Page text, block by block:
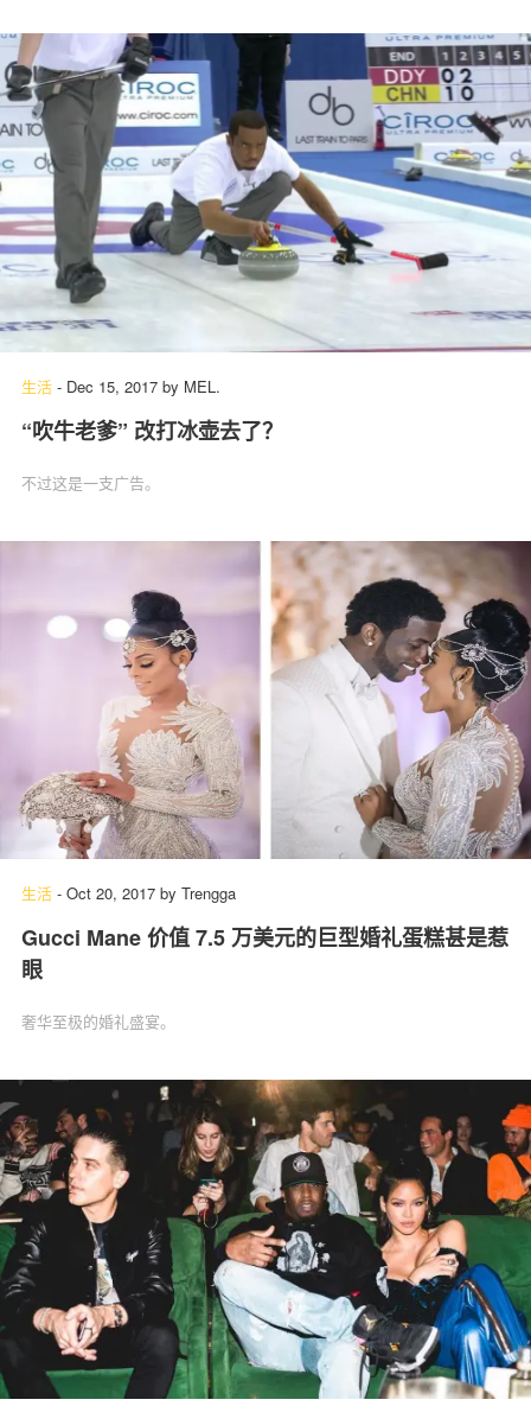
生活 - Dec 15, 2017 by MEL.
“吹牛老爹” 改打冰壶去了？
不过这是一支广告。
生活 - Oct 20, 2017 by Trengga
Gucci Mane 价值 7.5 万美元的巨型婚礼蛋糕甚是惹
眼
奢华至极的婚礼盛宴。